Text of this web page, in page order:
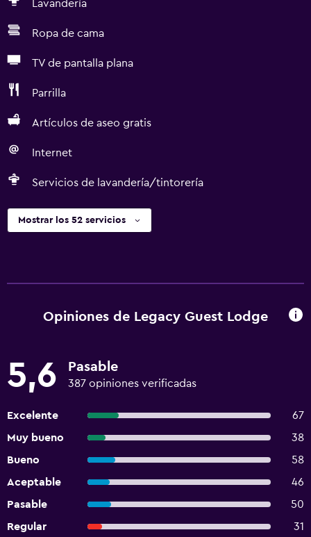
Lavandería
Ropa de cama
TV de pantalla plana
Parrilla
Artículos de aseo gratis
Internet
Servicios de lavandería/tintorería
Mostrar los 52 servicios
Opiniones de Legacy Guest Lodge
5,6 Pasable
387 opiniones verificadas
Excelente
67
Muy bueno
38
Bueno
58
Aceptable
46
Pasable
50
Regular
31